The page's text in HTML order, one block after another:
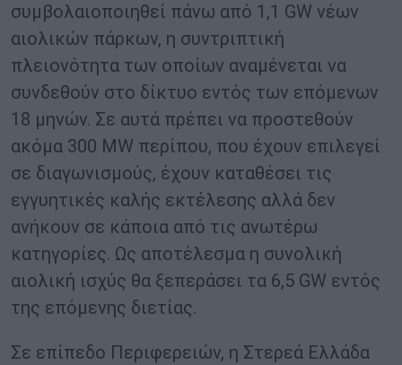
συμβολαιοποιηθεί πάνω από 1,1 GW νέων
αιολικών πάρκων, η συντριπτική
πλειονότητα των οποίων αναμένεται να
συνδεθούν στο δίκτυο εντός των επόμενων
18 μηνών. Σε αυτά πρέπει να προστεθούν
ακόμα 300 MW περίπου, που έχουν επιλεγεί
σε διαγωνισμούς, έχουν καταθέσει τις
εγγυητικές καλής εκτέλεσης αλλά δεν
ανήκουν σε κάποια από τις ανωτέρω
κατηγορίες. Ως αποτέλεσμα η συνολική
αιολική ισχύς θα ξεπεράσει τα 6,5 GW εντός
της επόμενης διετίας.
Σε επίπεδο Περιφερειών, η Στερεά Ελλάδα